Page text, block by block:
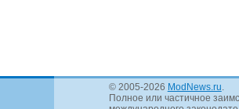
© 2005-2026 ModNews.ru
Полное или частичное